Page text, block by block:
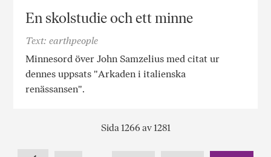
En skolstudie och ett minne
Text: earthpeople
Minnesord över John Samzelius med citat ur
dennes uppsats "Arkaden i italienska
renässansen".
Sida 1266 av 1281